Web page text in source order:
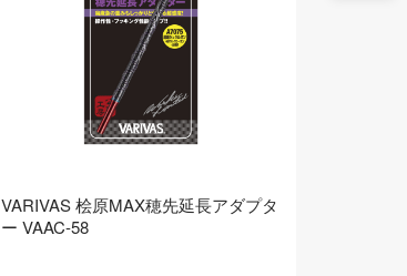
VARIVAS 桧原MAX穂先延長アダプタ
ー VAAC-58